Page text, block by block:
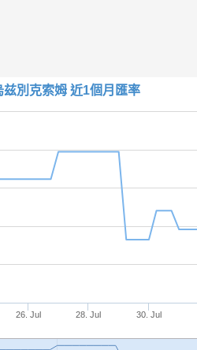
兹別克索姆 近1個月匯率
26. Jul 28. Jul 30. Jul